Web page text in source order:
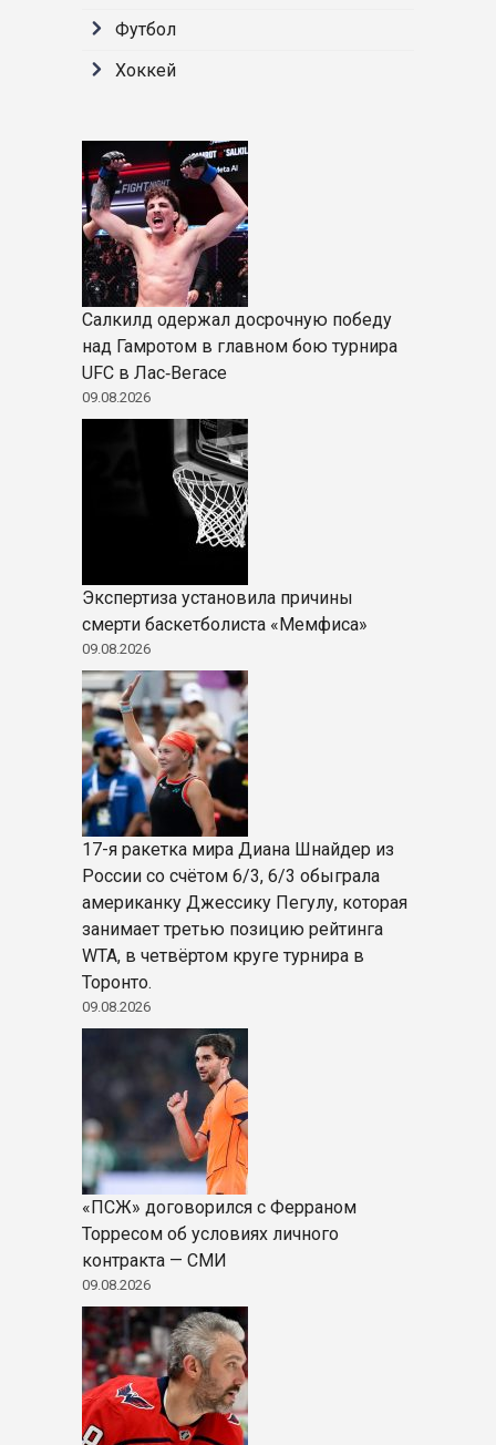
Футбол
Хоккей
Салкилд одержал досрочную победу
над Гамротом в главном бою турнира
UFC в Лас‑Вегасе
09.08.2026
Экспертиза установила причины
смерти баскетболиста «Мемфиса»
09.08.2026
17-я ракетка мира Диана Шнайдер из
России со счётом 6/3, 6/3 обыграла
американку Джессику Пегулу, которая
занимает третью позицию рейтинга
WTA, в четвёртом круге турнира в
Торонто.
09.08.2026
«ПСЖ» договорился с Ферраном
Торресом об условиях личного
контракта — СМИ
09.08.2026